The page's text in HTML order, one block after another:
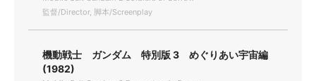
監督/Director, 脚本/Screenplay
機動戦士 ガンダム 特別版 3 めぐりあい宇宙編
(1982)